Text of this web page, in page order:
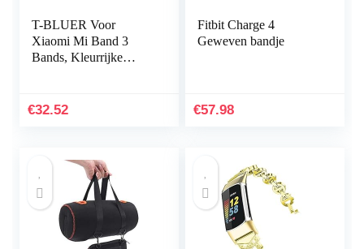
T-BLUER Voor
Xiaomi Mi Band 3
Bands, Kleurrijke
Mi Band 3/Mi Band 4
€32.52
Fitbit Charge 4
Geweven bandje
€57.98